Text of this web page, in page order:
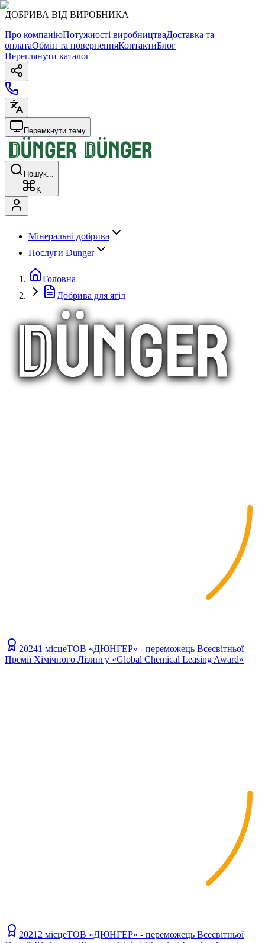
ДОБРИВА ВІД ВИРОБНИКА
Про компаніюПотужності виробництваДоставка та
оплатаОбмін та поверненняКонтактиБлог
Переглянути каталог
Перемкнути тему
Пошук...
K
Мінеральні добрива
Послуги Dunger
Головна
Добрива для ягід
20241 місцеТОВ «ДЮНГЕР» - переможець Всесвітньої
Премії Хімічного Лізингу «Global Chemical Leasing Award»
2021 2 місцеТОВ «ДЮНГЕР» - переможець Всесвітньої